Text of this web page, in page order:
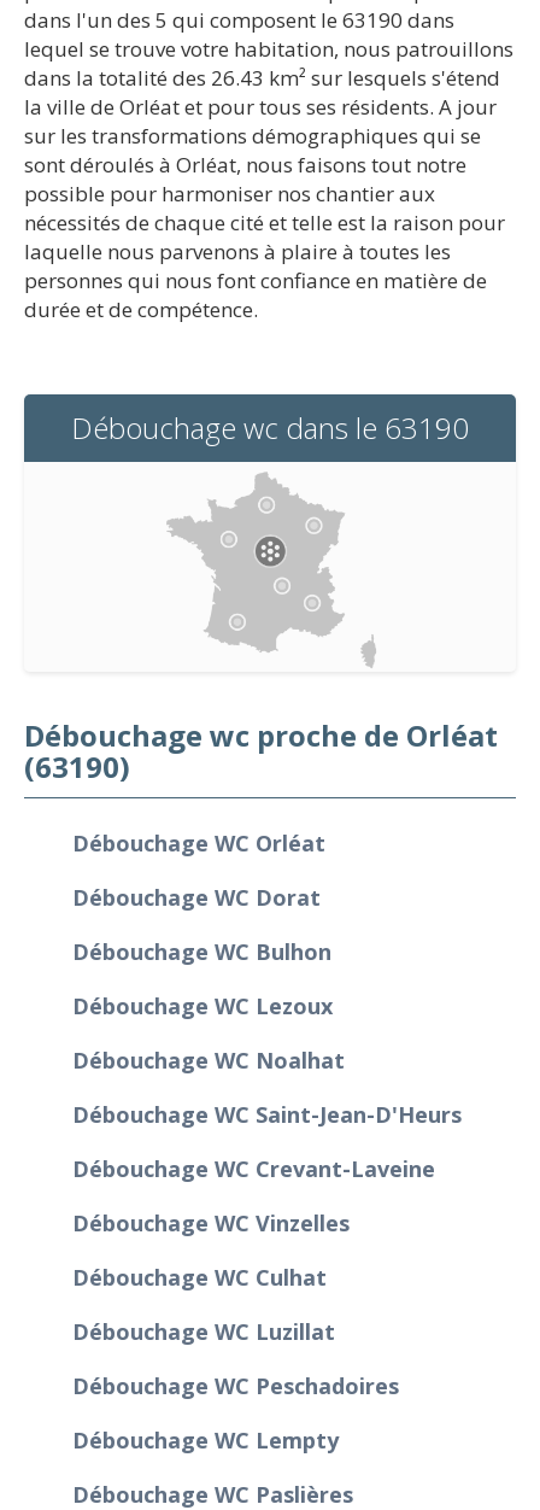
dans l'un des 5 qui composent le 63190 dans
lequel se trouve votre habitation, nous patrouillons
dans la totalité des 26.43 km² sur lesquels s'étend
la ville de Orléat et pour tous ses résidents. A jour
sur les transformations démographiques qui se
sont déroulés à Orléat, nous faisons tout notre
possible pour harmoniser nos chantier aux
nécessités de chaque cité et telle est la raison pour
laquelle nous parvenons à plaire à toutes les
personnes qui nous font confiance en matière de
durée et de compétence.
Débouchage wc dans le 63190
Débouchage wc proche de Orléat
(63190)
Débouchage WC Orléat
Débouchage WC Dorat
Débouchage WC Bulhon
Débouchage WC Lezoux
Débouchage WC Noalhat
Débouchage WC Saint-Jean-D'Heurs
Débouchage WC Crevant-Laveine
Débouchage WC Vinzelles
Débouchage WC Culhat
Débouchage WC Luzillat
Débouchage WC Peschadoires
Débouchage WC Lempty
Débouchage WC Paslières